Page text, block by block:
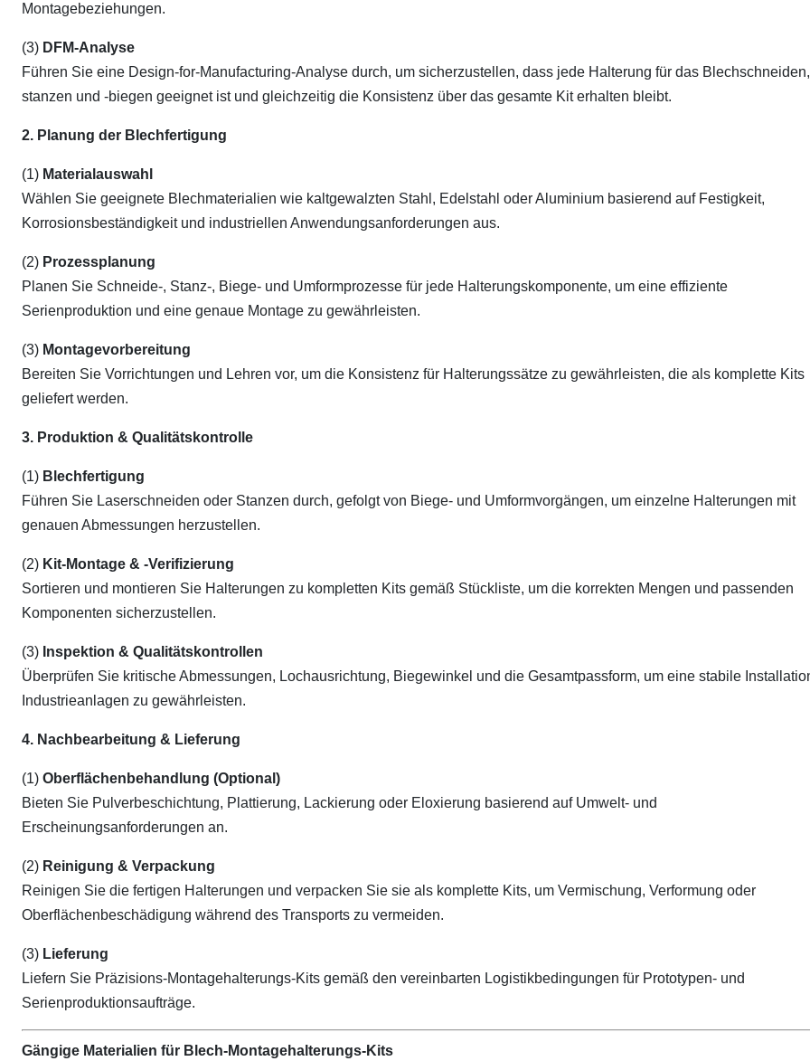
Montagebeziehungen.
(3) DFM-Analyse
Führen Sie eine Design-for-Manufacturing-Analyse durch, um sicherzustellen, dass jede Halterung für das
stanzen und -biegen geeignet ist und gleichzeitig die Konsistenz über das gesamte Kit erhalten bleibt.
2. Planung der Blechfertigung
(1) Materialauswahl
Wählen Sie geeignete Blechmaterialien wie kaltgewalzten Stahl, Edelstahl oder Aluminium basierend auf Festigkeit,
Korrosionsbeständigkeit und industriellen Anwendungsanforderungen aus.
(2) Prozessplanung
Planen Sie Schneide-, Stanz-, Biege- und Umformprozesse für jede Halterungskomponente, um eine effiziente
Serienproduktion und eine genaue Montage zu gewährleisten.
(3) Montagevorbereitung
Bereiten Sie Vorrichtungen und Lehren vor, um die Konsistenz für Halterungssätze zu gewährleisten, die als komplette Kits
geliefert werden.
3. Produktion & Qualitätskontrolle
(1) Blechfertigung
Führen Sie Laserschneiden oder Stanzen durch, gefolgt von Biege- und Umformvorgängen, um einzelne Halterungen mit
genauen Abmessungen herzustellen.
(2) Kit-Montage & -Verifizierung
Sortieren und montieren Sie Halterungen zu kompletten Kits gemäß Stückliste, um die korrekten Mengen und passenden
Komponenten sicherzustellen.
(3) Inspektion & Qualitätskontrollen
Überprüfen Sie kritische Abmessungen, Lochausrichtung, Biegewinkel und die Gesamtpassform, um eine stabile
Industrieanlagen zu gewährleisten.
4. Nachbearbeitung & Lieferung
(1) Oberflächenbehandlung (Optional)
Bieten Sie Pulverbeschichtung, Plattierung, Lackierung oder Eloxierung basierend auf Umwelt- und
Erscheinungsanforderungen an.
(2) Reinigung & Verpackung
Reinigen Sie die fertigen Halterungen und verpacken Sie sie als komplette Kits, um Vermischung, Verformung oder
Oberflächenbeschädigung während des Transports zu vermeiden.
(3) Lieferung
Liefern Sie Präzisions-Montagehalterungs-Kits gemäß den vereinbarten Logistikbedingungen für Prototypen- und
Serienproduktionsaufträge.
Gängige Materialien für Blech-Montagehalterungs-Kits